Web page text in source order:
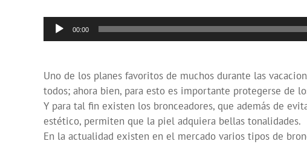
Reproductor
de
00:00
Uno de los planes favoritos de muchos durante las
todos; ahora bien, para esto es importante protegerse de
Y para tal fin existen los bronceadores, que además de
estético, permiten que la piel adquiera bellas tonalidades.
En la actualidad existen en el mercado varios tipos de